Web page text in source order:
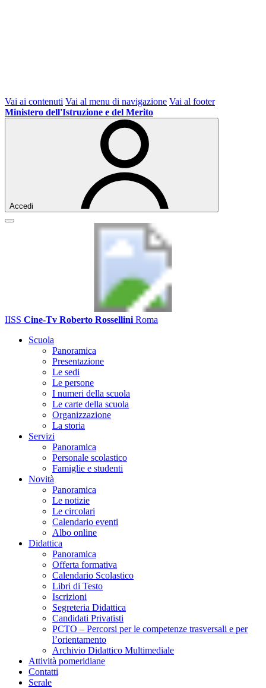
Vai ai contenuti Vai al menu di navigazione Vai al footer
Ministero dell'Istruzione e del Merito
Accedi
IISS Cine-Tv Roberto Rossellini Roma
Scuola
Panoramica
Presentazione
Le sedi
Le persone
I numeri della scuola
Le carte della scuola
Organizzazione
La storia
Servizi
Panoramica
Personale scolastico
Famiglie e studenti
Novità
Panoramica
Le notizie
Le circolari
Calendario eventi
Albo online
Didattica
Panoramica
Offerta formativa
Calendario Scolastico
Libri di Testo
Iscrizioni
Segreteria Didattica
Candidati Privatisti
PCTO – Percorsi per le competenze trasversali e per
l’orientamento
Archivio Didattico Multimediale
Attività pomeridiane
Contatti
Serale